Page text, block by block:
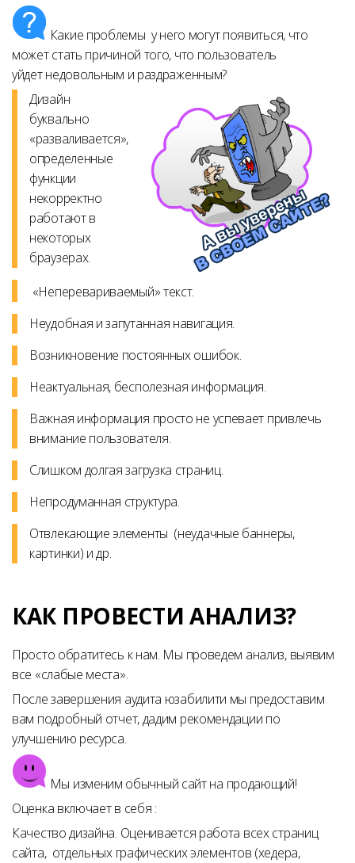
Какие проблемы у него могут появиться, что
может стать причиной того, что пользователь
уйдет недовольным и раздраженным?
Дизайн
буквально
«разваливается»,
определенные
функции
некорректно
работают в
некоторых
браузерах.
«Неперевариваемый» текст.
Неудобная и запутанная навигация.
Возникновение постоянных ошибок.
Неактуальная, бесполезная информация.
Важная информация просто не успевает привлечь
внимание пользователя.
Слишком долгая загрузка страниц.
Непродуманная структура.
Отвлекающие элементы (неудачные баннеры,
картинки) и др.
КАК ПРОВЕСТИ АНАЛИЗ?
Просто обратитесь к нам. Мы проведем анализ, выявим
все «слабые места».
После завершения аудита юзабилити мы предоставим
вам подробный отчет, дадим рекомендации по
улучшению ресурса.
Мы изменим обычный сайт на продающий!
Оценка включает в себя :
Качество дизайна. Оценивается работа всех страниц
сайта, отдельных графических элементов (хедера,